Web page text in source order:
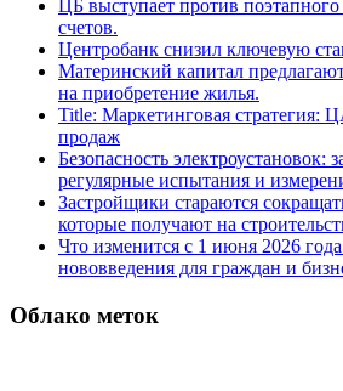
ЦБ выступает против поэтапного
счетов.
Центробанк снизил ключевую
Материнский капитал
на приобретение жилья.
Title: Маркетинговая стратегия:
продаж
Безопасность электроустановок:
регулярные испытания и
Застройщики стараются
которые получают на
Что изменится с 1 июня 2026
нововведения для граждан и
Облако меток